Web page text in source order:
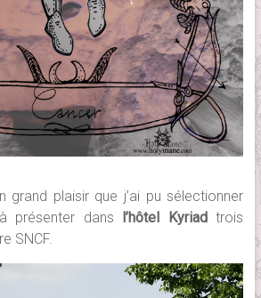
grand plaisir que j’ai pu sélectionner
présenter dans l’hôtel Kyriadtrois
SNCF.